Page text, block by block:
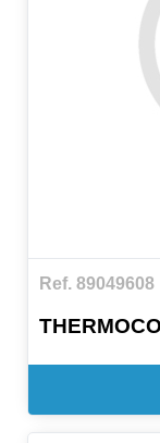
Ref. 89049608